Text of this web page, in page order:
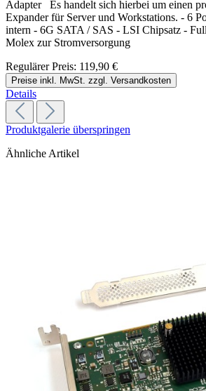
Adapter Es handelt sich hierbei um einen
Expander für Server und Workstations. - 6
intern - 6G SATA / SAS - LSI Chipsatz -
Molex zur Stromversorgung
Regulärer Preis: 119,90 €
Preise inkl. MwSt. zzgl. Versandkosten
Details
Produktgalerie überspringen
Ähnliche Artikel